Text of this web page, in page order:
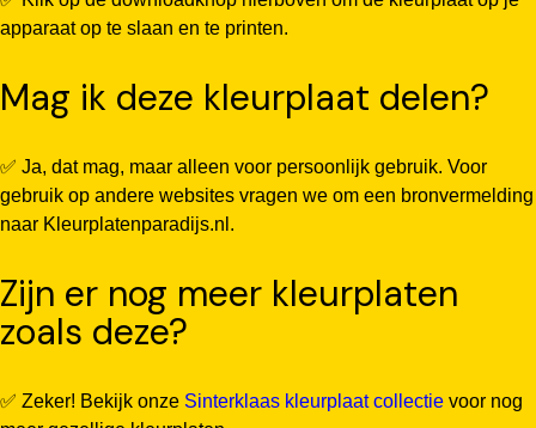
apparaat op te slaan en te printen.
Mag ik deze kleurplaat delen?
✅ Ja, dat mag, maar alleen voor persoonlijk gebruik. Voor
gebruik op andere websites vragen we om een bronvermelding
naar Kleurplatenparadijs.nl.
Zijn er nog meer kleurplaten
zoals deze?
✅ Zeker! Bekijk onze Sinterklaas kleurplaat collectie voor nog